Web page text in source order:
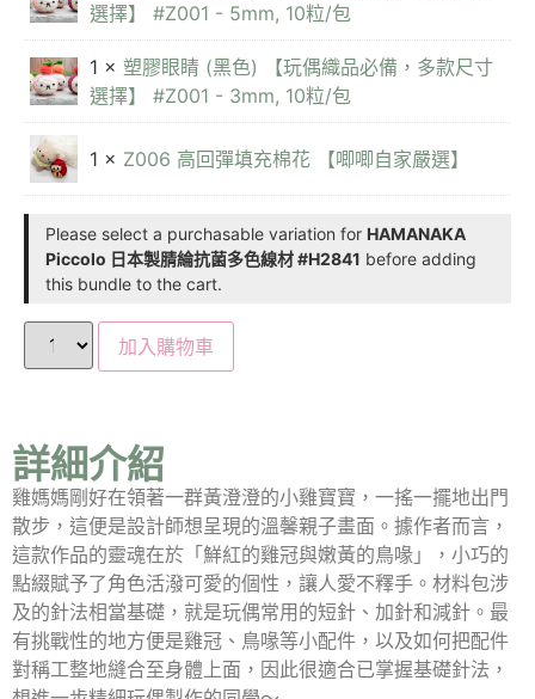
選擇】 #Z001 - 5mm, 10粒/包
1 × 塑膠眼睛 (黑色) 【玩偶織品必備，多款尺寸
選擇】 #Z001 - 3mm, 10粒/包
1 × Z006 高回彈填充棉花 【唧唧自家嚴選】
Please select a purchasable variation for HAMANAKA
Piccolo 日本製腈綸抗菌多色線材 #H2841 before adding
this bundle to the cart.
加入購物車
詳細介紹
雞媽媽剛好在領著一群黃澄澄的小雞寶寶，一搖一擺地出門
散步，這便是設計師想呈現的溫馨親子畫面。據作者而言，
這款作品的靈魂在於「鮮紅的雞冠與嫩黃的鳥喙」，小巧的
點綴賦予了角色活潑可愛的個性，讓人愛不釋手。材料包涉
及的針法相當基礎，就是玩偶常用的短針、加針和減針。最
有挑戰性的地方便是雞冠、鳥喙等小配件，以及如何把配件
對稱工整地縫合至身體上面，因此很適合已掌握基礎針法，